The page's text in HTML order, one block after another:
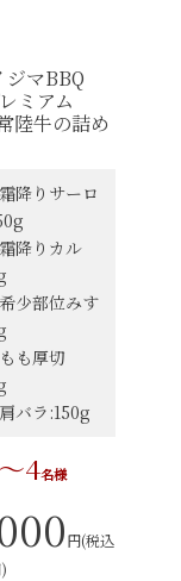
ジマBBQ
ミアム
陸牛の詰め
降りサーロ
降りカル
少部位みす
も厚切
バラ:150g
4名様
円(税込